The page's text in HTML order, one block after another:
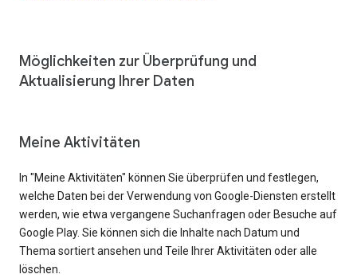
Möglichkeiten zur Überprüfung und
Aktualisierung Ihrer Daten
Meine Aktivitäten
In "Meine Aktivitäten" können Sie überprüfen und festlegen,
welche Daten bei der Verwendung von Google-Diensten erstellt
werden, wie etwa vergangene Suchanfragen oder Besuche auf
Google Play. Sie können sich die Inhalte nach Datum und
Thema sortiert ansehen und Teile Ihrer Aktivitäten oder alle
löschen.